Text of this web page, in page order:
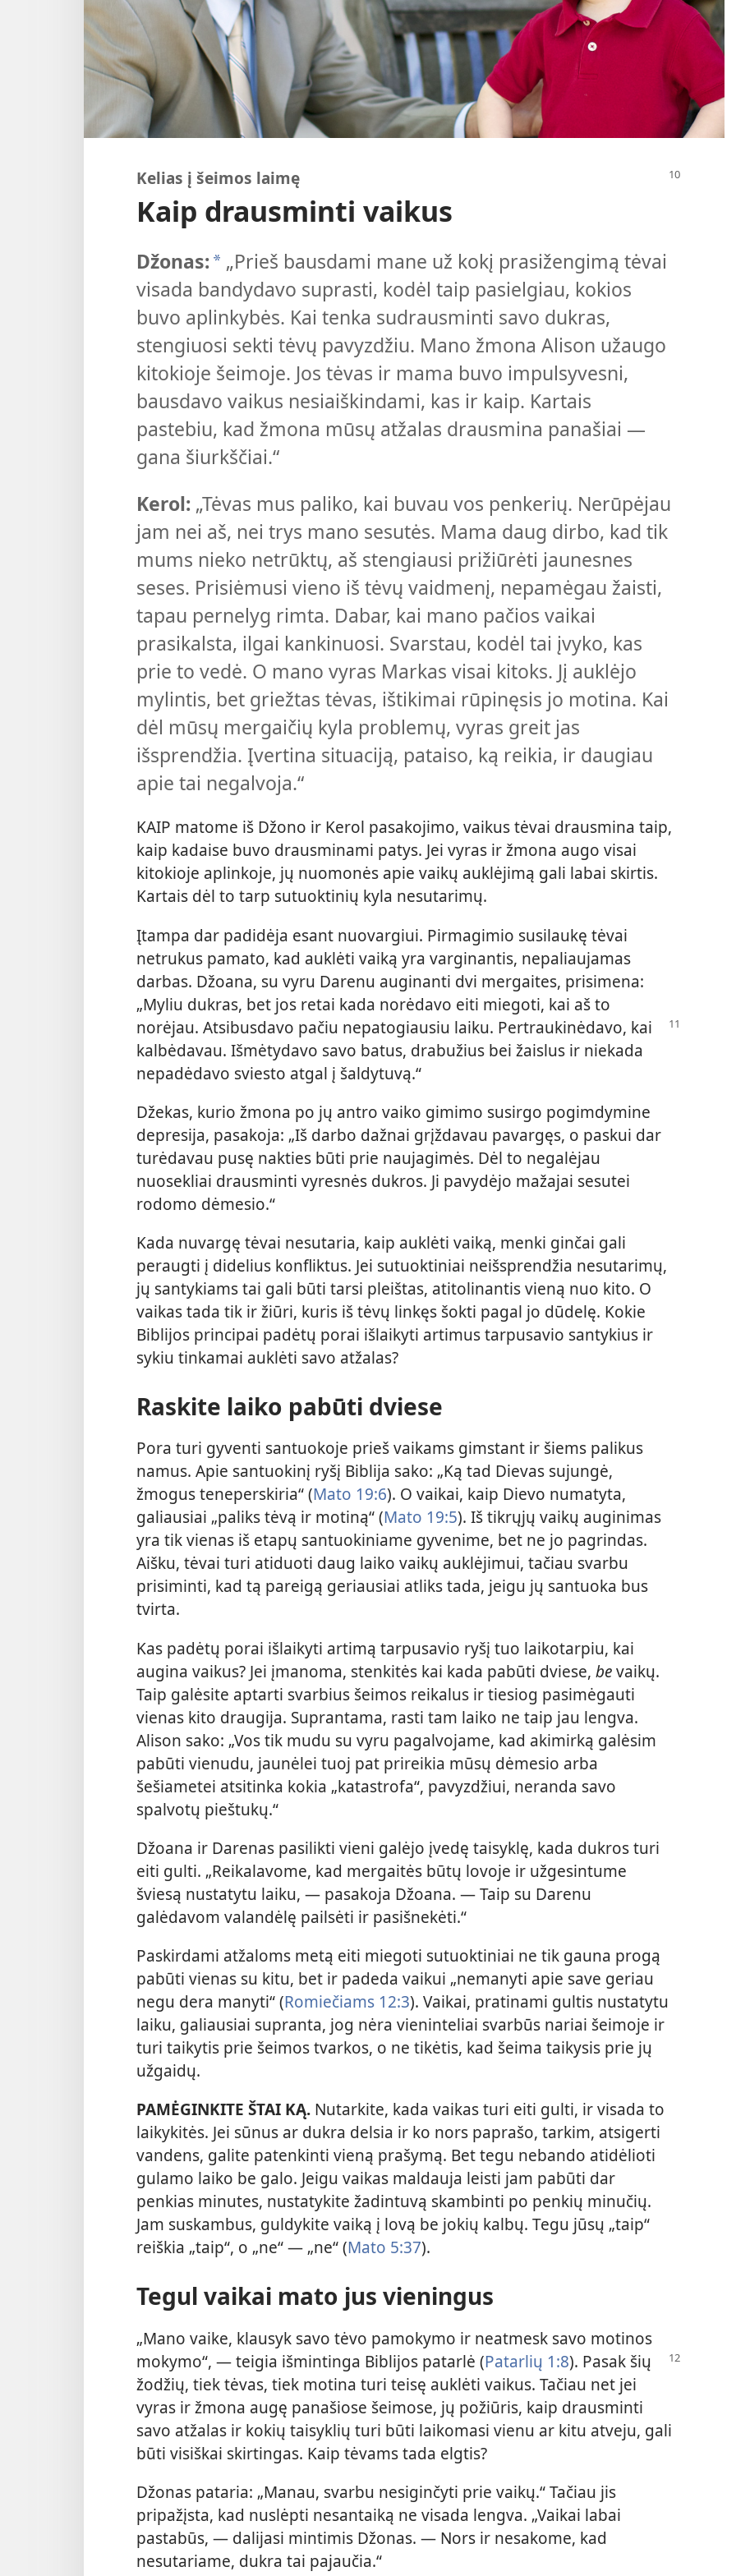
Kelias į šeimos laimę
Kaip drausminti vaikus
Džonas: * „Prieš bausdami mane už kokį prasižengimą tėvai
visada bandydavo suprasti, kodėl taip pasielgiau, kokios
buvo aplinkybės. Kai tenka sudrausminti savo dukras,
stengiuosi sekti tėvų pavyzdžiu. Mano žmona Alison užaugo
kitokioje šeimoje. Jos tėvas ir mama buvo impulsyvesni,
bausdavo vaikus nesiaiškindami, kas ir kaip. Kartais
pastebiu, kad žmona mūsų atžalas drausmina panašiai —
gana šiurkščiai.“
Kerol: „Tėvas mus paliko, kai buvau vos penkerių. Nerūpėjau
jam nei aš, nei trys mano sesutės. Mama daug dirbo, kad tik
mums nieko netrūktų, aš stengiausi prižiūrėti jaunesnes
seses. Prisiėmusi vieno iš tėvų vaidmenį, nepamėgau žaisti,
tapau pernelyg rimta. Dabar, kai mano pačios vaikai
prasikalsta, ilgai kankinuosi. Svarstau, kodėl tai įvyko, kas
prie to vedė. O mano vyras Markas visai kitoks. Jį auklėjo
mylintis, bet griežtas tėvas, ištikimai rūpinęsis jo motina. Kai
dėl mūsų mergaičių kyla problemų, vyras greit jas
išsprendžia. Įvertina situaciją, pataiso, ką reikia, ir daugiau
apie tai negalvoja.“
KAIP matome iš Džono ir Kerol pasakojimo, vaikus tėvai drausmina taip,
kaip kadaise buvo drausminami patys. Jei vyras ir žmona augo visai
kitokioje aplinkoje, jų nuomonės apie vaikų auklėjimą gali labai skirtis.
Kartais dėl to tarp sutuoktinių kyla nesutarimų.
Įtampa dar padidėja esant nuovargiui. Pirmagimio susilaukę tėvai
netrukus pamato, kad auklėti vaiką yra varginantis, nepaliaujamas
darbas. Džoana, su vyru Darenu auginanti dvi mergaites, prisimena:
„Myliu dukras, bet jos retai kada norėdavo eiti miegoti, kai aš to
norėjau. Atsibusdavo pačiu nepatogiausiu laiku. Pertraukinėdavo, kai
kalbėdavau. Išmėtydavo savo batus, drabužius bei žaislus ir niekada
nepadėdavo sviesto atgal į šaldytuvą.“
Džekas, kurio žmona po jų antro vaiko gimimo susirgo pogimdymine
depresija, pasakoja: „Iš darbo dažnai grįždavau pavargęs, o paskui dar
turėdavau pusę nakties būti prie naujagimės. Dėl to negalėjau
nuosekliai drausminti vyresnės dukros. Ji pavydėjo mažajai sesutei
rodomo dėmesio.“
Kada nuvargę tėvai nesutaria, kaip auklėti vaiką, menki ginčai gali
peraugti į didelius konfliktus. Jei sutuoktiniai neišsprendžia nesutarimų,
jų santykiams tai gali būti tarsi pleištas, atitolinantis vieną nuo kito. O
vaikas tada tik ir žiūri, kuris iš tėvų linkęs šokti pagal jo dūdelę. Kokie
Biblijos principai padėtų porai išlaikyti artimus tarpusavio santykius ir
sykiu tinkamai auklėti savo atžalas?
Raskite laiko pabūti dviese
Pora turi gyventi santuokoje prieš vaikams gimstant ir šiems palikus
namus. Apie santuokinį ryšį Biblija sako: „Ką tad Dievas sujungė,
žmogus teneperskiria“ (Mato 19:6). O vaikai, kaip Dievo numatyta,
galiausiai „paliks tėvą ir motiną“ (Mato 19:5). Iš tikrųjų vaikų auginimas
yra tik vienas iš etapų santuokiniame gyvenime, bet ne jo pagrindas.
Aišku, tėvai turi atiduoti daug laiko vaikų auklėjimui, tačiau svarbu
prisiminti, kad tą pareigą geriausiai atliks tada, jeigu jų santuoka bus
tvirta.
Kas padėtų porai išlaikyti artimą tarpusavio ryšį tuo laikotarpiu, kai
augina vaikus? Jei įmanoma, stenkitės kai kada pabūti dviese, bevaikų.
Taip galėsite aptarti svarbius šeimos reikalus ir tiesiog pasimėgauti
vienas kito draugija. Suprantama, rasti tam laiko ne taip jau lengva.
Alison sako: „Vos tik mudu su vyru pagalvojame, kad akimirką galėsim
pabūti vienudu, jaunėlei tuoj pat prireikia mūsų dėmesio arba
šešiametei atsitinka kokia „katastrofa“, pavyzdžiui, neranda savo
spalvotų pieštukų.“
Džoana ir Darenas pasilikti vieni galėjo įvedę taisyklę, kada dukros turi
eiti gulti. „Reikalavome, kad mergaitės būtų lovoje ir užgesintume
šviesą nustatytu laiku, — pasakoja Džoana. — Taip su Darenu
galėdavom valandėlę pailsėti ir pasišnekėti.“
Paskirdami atžaloms metą eiti miegoti sutuoktiniai ne tik gauna progą
pabūti vienas su kitu, bet ir padeda vaikui „nemanyti apie save geriau
negu dera manyti“ (Romiečiams 12:3). Vaikai, pratinami gultis nustatytu
laiku, galiausiai supranta, jog nėra vieninteliai svarbūs nariai šeimoje ir
turi taikytis prie šeimos tvarkos, o ne tikėtis, kad šeima taikysis prie jų
užgaidų.
PAMĖGINKITE ŠTAI KĄ. Nutarkite, kada vaikas turi eiti gulti, ir visada to
laikykitės. Jei sūnus ar dukra delsia ir ko nors paprašo, tarkim, atsigerti
vandens, galite patenkinti vieną prašymą. Bet tegu nebando atidėlioti
gulamo laiko be galo. Jeigu vaikas maldauja leisti jam pabūti dar
penkias minutes, nustatykite žadintuvą skambinti po penkių minučių.
Jam suskambus, guldykite vaiką į lovą be jokių kalbų. Tegu jūsų „taip“
reiškia „taip“, o „ne“ — „ne“ (Mato 5:37).
Tegul vaikai mato jus vieningus
„Mano vaike, klausyk savo tėvo pamokymo ir neatmesk savo motinos
mokymo“, — teigia išmintinga Biblijos patarlė (Patarlių 1:8). Pasak šių
žodžių, tiek tėvas, tiek motina turi teisę auklėti vaikus. Tačiau net jei
vyras ir žmona augę panašiose šeimose, jų požiūris, kaip drausminti
savo atžalas ir kokių taisyklių turi būti laikomasi vienu ar kitu atveju, gali
būti visiškai skirtingas. Kaip tėvams tada elgtis?
Džonas pataria: „Manau, svarbu nesiginčyti prie vaikų.“ Tačiau jis
pripažįsta, kad nuslėpti nesantaiką ne visada lengva. „Vaikai labai
pastabūs, — dalijasi mintimis Džonas. — Nors ir nesakome, kad
nesutariame, dukra tai pajaučia.“